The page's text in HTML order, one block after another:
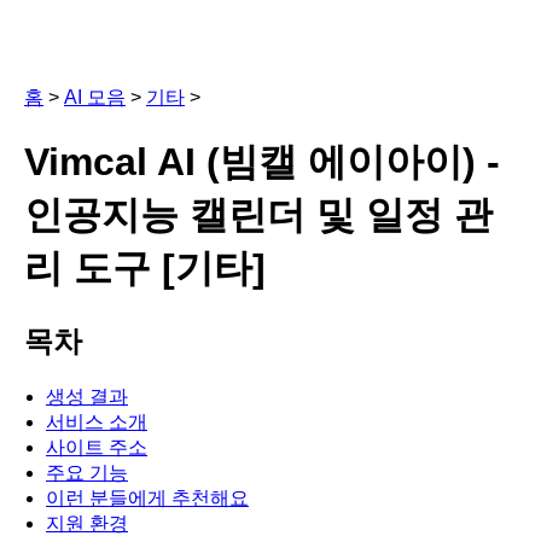
홈 > AI 모음 > 기타 >
Vimcal AI (빔캘 에이아이) -
인공지능 캘린더 및 일정 관
리 도구 [기타]
목차
생성 결과
서비스 소개
사이트 주소
주요 기능
이런 분들에게 추천해요
지원 환경